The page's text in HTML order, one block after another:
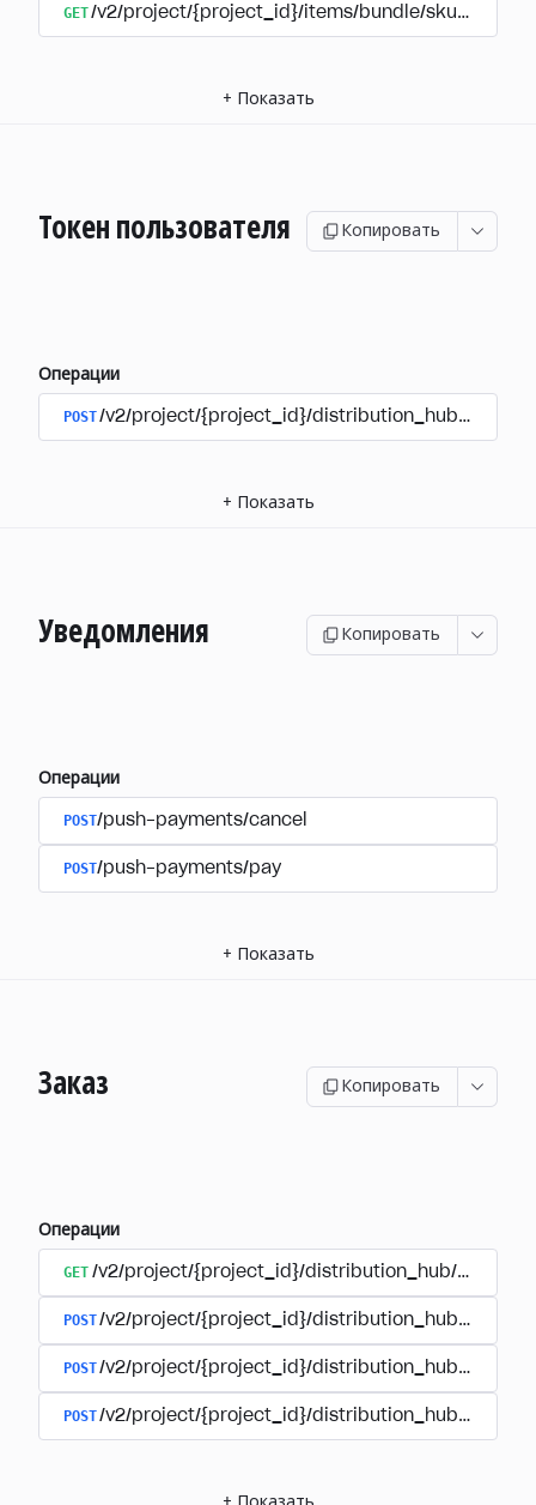
GET/v2/project/{project_id}/items/bundle/sku/{sku}
+ Показать
Токен пользователя Копировать
Операции
POST/v2/project/{project_id}/distribution_hub/user/
+ Показать
Уведомления Копировать
Операции
POST/push-payments/cancel
POST/push-payments/pay
+ Показать
Заказ Копировать
Операции
GET /v2/project/{project_id}/distribution_hub/order/
POST/v2/project/{project_id}/distribution_hub/
POST/v2/project/{project_id}/distribution_hub/
POST/v2/project/{project_id}/distribution_hub/